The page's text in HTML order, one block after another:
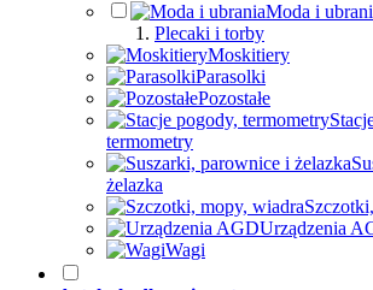
Moda i
Plecaki i torby
Moskitiery
Parasolki
Pozostałe
termometry
żelazka
Urządzenia
Wagi